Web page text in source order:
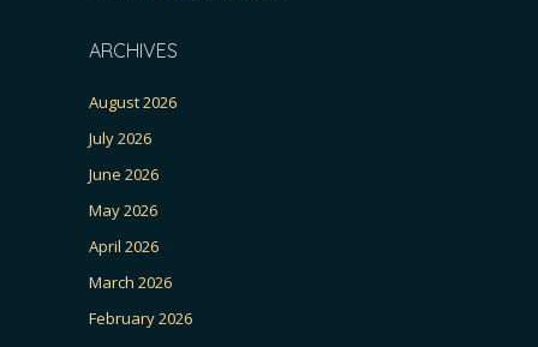
ARCHIVES
August 2026
July 2026
June 2026
May 2026
April 2026
March 2026
February 2026